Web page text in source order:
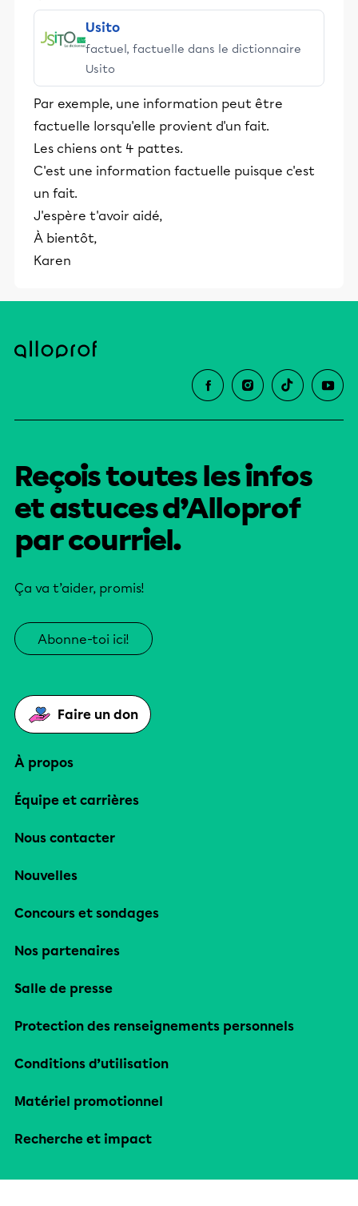
Usito
factuel, factuelle dans le dictionnaire
Usito
Par exemple, une information peut être
factuelle lorsqu'elle provient d'un fait.
Les chiens ont 4 pattes.
C'est une information factuelle puisque c'est
un fait.
J'espère t'avoir aidé,
À bientôt,
Karen
Reçois toutes les infos
et astuces d’Alloprof
par courriel.
Ça va t’aider, promis!
Abonne-toi ici!
Faire un don
À propos
Équipe et carrières
Nous contacter
Nouvelles
Concours et sondages
Nos partenaires
Salle de presse
Protection des renseignements personnels
Conditions d’utilisation
Matériel promotionnel
Recherche et impact